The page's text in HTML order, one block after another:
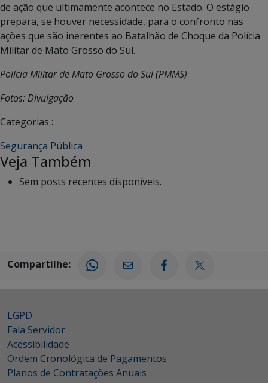
de ação que ultimamente acontece no Estado. O estágio
prepara, se houver necessidade, para o confronto nas
ações que são inerentes ao Batalhão de Choque da Polícia
Militar de Mato Grosso do Sul.
Polícia Militar de Mato Grosso do Sul (PMMS)
Fotos: Divulgação
Categorias :
Segurança Pública
Veja Também
Sem posts recentes disponíveis.
Compartilhe:
LGPD
Fala Servidor
Acessibilidade
Ordem Cronológica de Pagamentos
Planos de Contratações Anuais